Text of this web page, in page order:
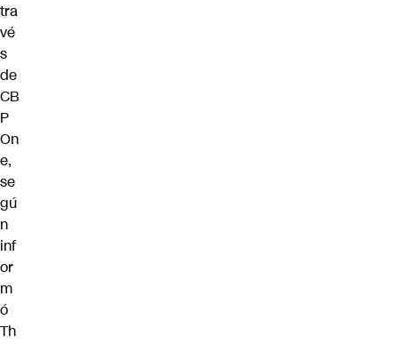
tra
vé
s
de
CB
P
On
e,
se
gú
n
inf
or
m
ó
Th